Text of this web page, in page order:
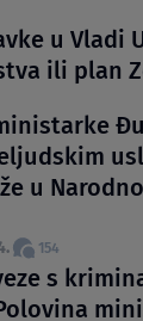
u Vladi
ili plan
u
154
s